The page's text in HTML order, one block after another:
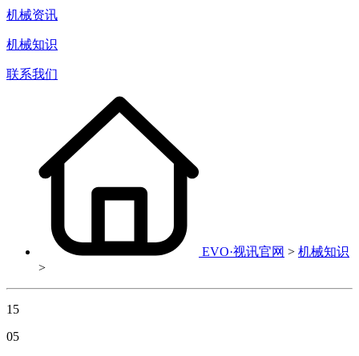
机械资讯
机械知识
联系我们
EVO·视讯官网 > 机械知识
>
15
05